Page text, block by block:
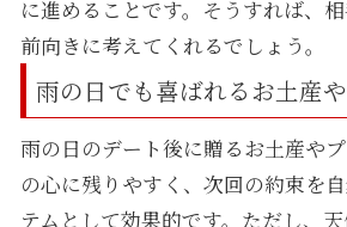
に進めることです。そうすれば、
前向きに考えてくれるでしょう。
雨の日でも喜ばれるお土産
雨の日のデート後に贈るお土産や
の心に残りやすく、次回の約束を
テムとして効果的です。ただし、